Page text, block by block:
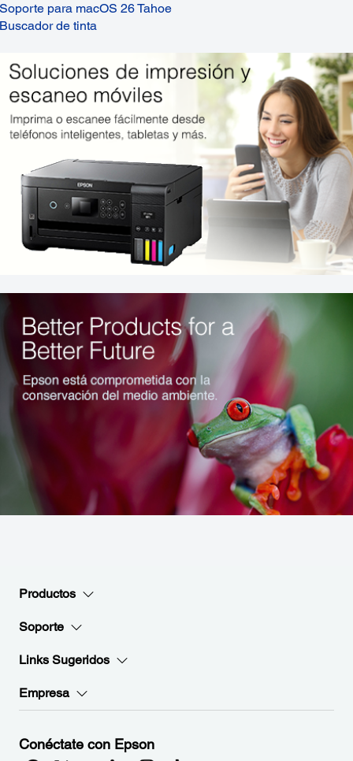
Soporte para macOS 26 Tahoe
Buscador de tinta
Productos
Soporte
Links Sugeridos
Empresa
Conéctate con Epson